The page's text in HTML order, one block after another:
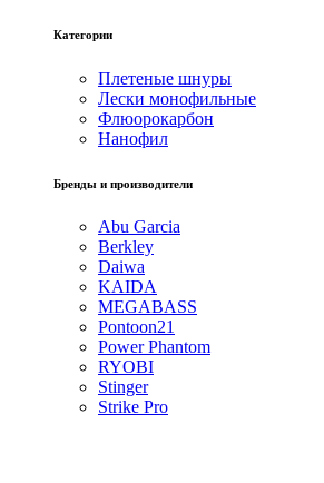
Категории
Плетеные шнуры
Лески монофильные
Флюорокарбон
Нанофил
Бренды и производители
Abu Garcia
Berkley
Daiwa
KAIDA
MEGABASS
Pontoon21
Power Phantom
RYOBI
Stinger
Strike Pro